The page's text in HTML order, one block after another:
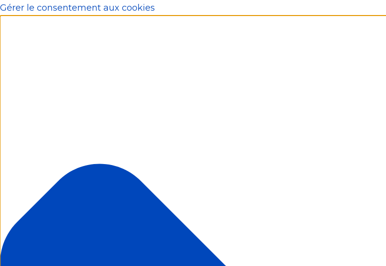
Gérer le consentement aux cookies